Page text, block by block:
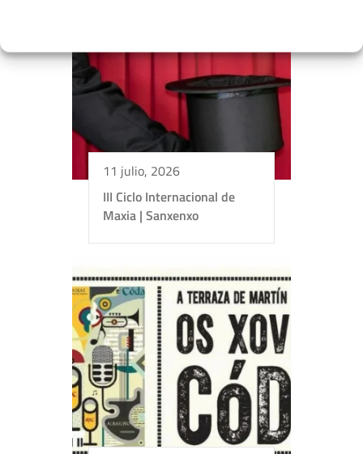
11 julio, 2026
III Ciclo Internacional de
Maxia | Sanxenxo